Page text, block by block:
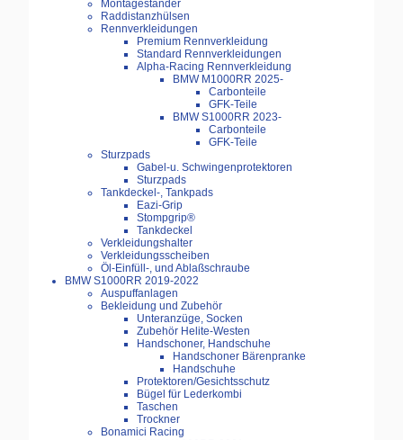
Montageständer
Raddistanzhülsen
Rennverkleidungen
Premium Rennverkleidung
Standard Rennverkleidungen
Alpha-Racing Rennverkleidung
BMW M1000RR 2025-
Carbonteile
GFK-Teile
BMW S1000RR 2023-
Carbonteile
GFK-Teile
Sturzpads
Gabel-u. Schwingenprotektoren
Sturzpads
Tankdeckel-, Tankpads
Eazi-Grip
Stompgrip®
Tankdeckel
Verkleidungshalter
Verkleidungsscheiben
Öl-Einfüll-, und Ablaßschraube
BMW S1000RR 2019-2022
Auspuffanlagen
Bekleidung und Zubehör
Unteranzüge, Socken
Zubehör Helite-Westen
Handschoner, Handschuhe
Handschoner Bärenpranke
Handschuhe
Protektoren/Gesichtsschutz
Bügel für Lederkombi
Taschen
Trockner
Bonamici Racing